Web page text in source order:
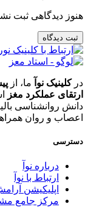
هنوز دیدگاهی ثبت
ثبت دیدگاه
درکلینیک نوآ ما، از
ارتقای عملکرد مغز
دانش روانشناسی
اعصاب و روان
دسترسی
درباره نوآ
ارتباط با نوآ
اپلیکیشن
مرکز جامع